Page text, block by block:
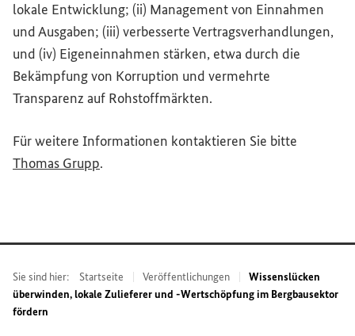
lokale Entwicklung; (ii) Management von Einnahmen
und Ausgaben; (iii) verbesserte Vertragsverhandlungen,
und (iv) Eigeneinnahmen stärken, etwa durch die
Bekämpfung von Korruption und vermehrte
Transparenz auf Rohstoffmärkten.
Für weitere Informationen kontaktieren Sie bitte
Thomas Grupp(Externer Link)
.
Sie sind hier: Startseite Veröffentlichungen
Wissenslücken
überwinden, lokale Zulieferer und -Wertschöpfung im Bergbausektor
fördern